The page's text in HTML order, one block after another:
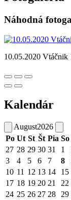
Náhodná
10.05.2020 Vtáčnik
Kalendár
August2026
Po Ut St Št Pia So
27 28 29 30 31 1
3
4 5 6 7 8
10 11 12 13 14 15
17 18 19 20 21 22
24 25 26 27 28 29